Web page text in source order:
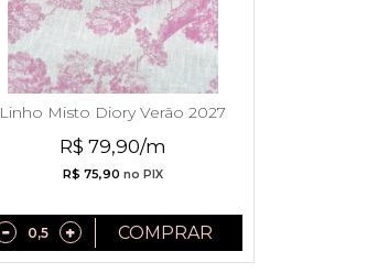
Linho Misto Diory Verão 2027
R$ 79,90/m
R$ 75,90 no PIX
COMPRAR